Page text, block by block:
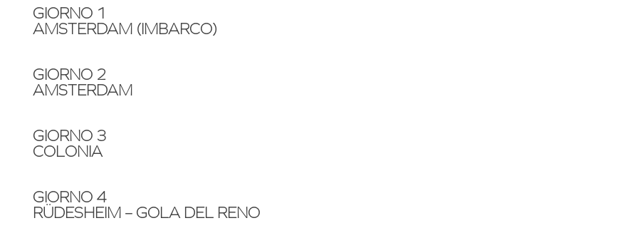
GIORNO 1
AMSTERDAM (IMBARCO)
GIORNO 2
AMSTERDAM
GIORNO 3
COLONIA
GIORNO 4
RÜDESHEIM – GOLA DEL RENO